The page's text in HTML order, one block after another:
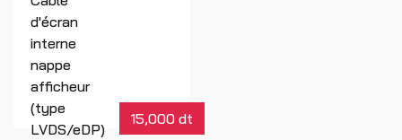
d'écran
interne
nappe
afficheur
(type
LVDS/eDP)
15,000 dt